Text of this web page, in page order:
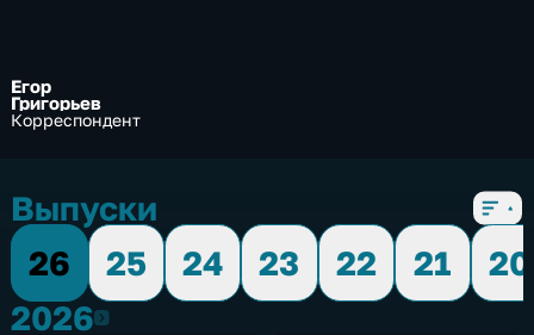
Егор
Григорьев
Корреспондент
Выпуски
26
25 24 23 22 21
20
20262026